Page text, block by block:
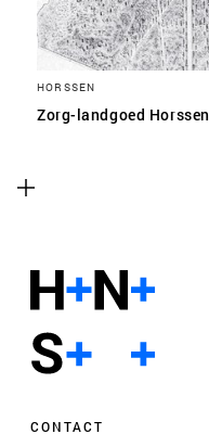
HORSSEN
Zorg-landgoed Horssen
CONTACT